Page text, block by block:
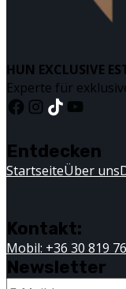
HUN EXCLUSIVE
Experte für
Entdecken
StartseiteÜber uns
Kontakt:
Mobil: +36 30 819
Newsletter